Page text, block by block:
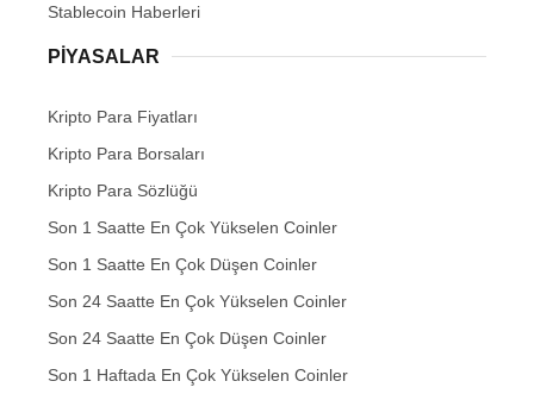
Stablecoin Haberleri
PIYASALAR
Kripto Para Fiyatları
Kripto Para Borsaları
Kripto Para Sözlüğü
Son 1 Saatte En Çok Yükselen Coinler
Son 1 Saatte En Çok Düşen Coinler
Son 24 Saatte En Çok Yükselen Coinler
Son 24 Saatte En Çok Düşen Coinler
Son 1 Haftada En Çok Yükselen Coinler